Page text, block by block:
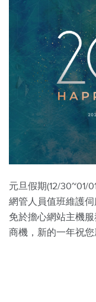
元旦假期(12/30~01/
網管人員值班維護
免於擔心網站主機
商機，新的一年祝您